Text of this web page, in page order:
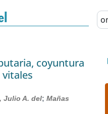
coyuntura
Julio A. del;Mañas